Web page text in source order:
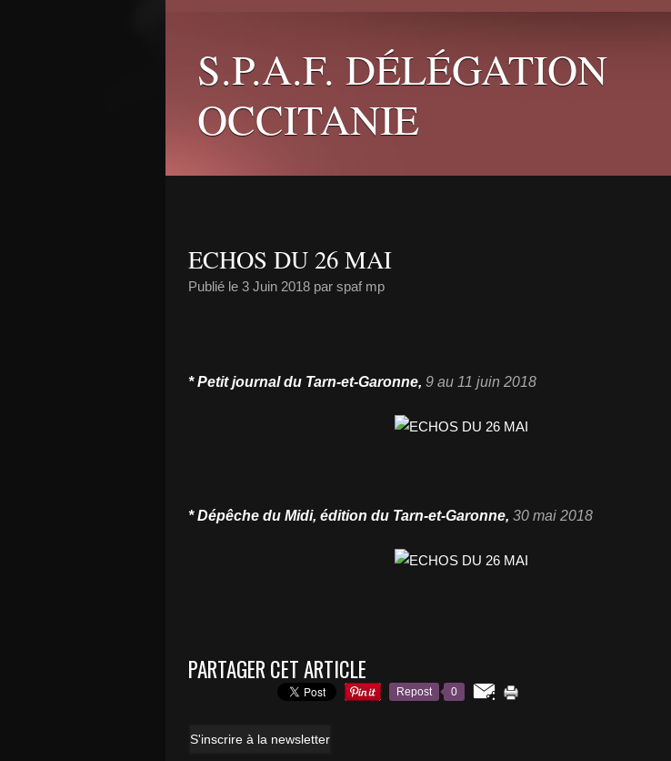
S.P.A.F. DÉLÉGATION
OCCITANIE
ECHOS DU 26 MAI
Publié le 3 Juin 2018 par spaf mp
* Petit journal du Tarn-et-Garonne, 9 au 11 juin 2018
* Dépêche du Midi, édition du Tarn-et-Garonne, 30 mai 2018
PARTAGER CET ARTICLE
Repost 0
S'inscrire à la newsletter